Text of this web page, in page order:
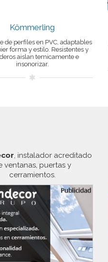
Kömmerling
de perfiles en PVC, adaptables
forma y estilo. Resistentes y
aislan temicamente e
insonorizar.
, instalador acreditado
ventanas, puertas y
cerramientos.